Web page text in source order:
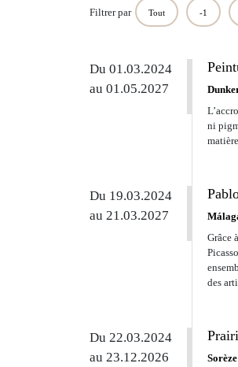
Filtrer par Tout ‑1
Du 01.03.2024
au 01.05.2027
ni
Du 19.03.2024
au 21.03.2027
Grâce
des
Du 22.03.2024
au 23.12.2026
Sorèze